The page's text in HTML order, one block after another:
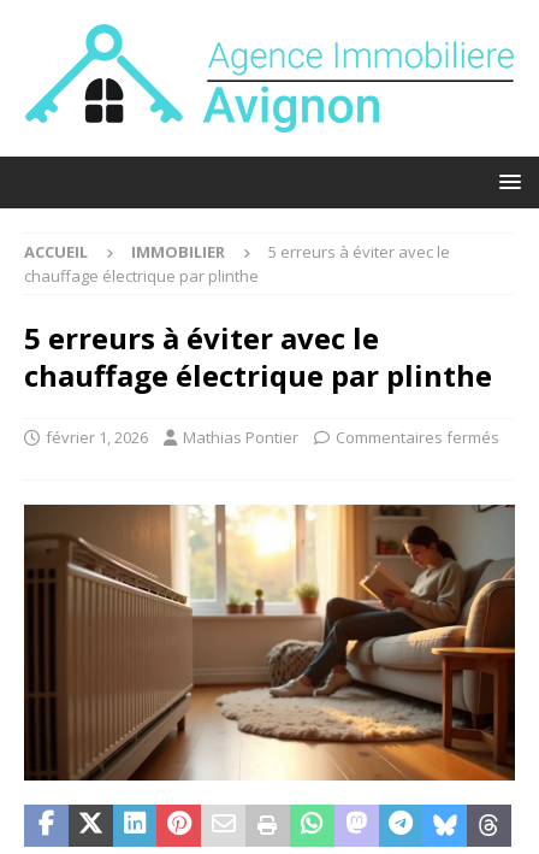
ACCUEIL IMMOBILIER
5 erreurs à éviter avec le
chauffage électrique par plinthe
5 erreurs à éviter avec le
chauffage électrique par plinthe
février 1, 2026 Mathias Pontier Commentaires fermés